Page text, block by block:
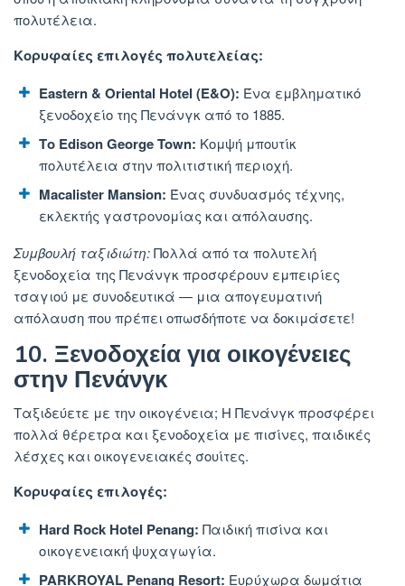
πολυτέλεια.
Κορυφαίες επιλογές πολυτελείας:
Eastern & Oriental Hotel (E&O): Ένα εμβληματικό
ξενοδοχείο της Πενάνγκ από το 1885.
Το Edison George Town: Κομψή μπουτίκ
πολυτέλεια στην πολιτιστική περιοχή.
Macalister Mansion: Ένας συνδυασμός τέχνης,
εκλεκτής γαστρονομίας και απόλαυσης.
Συμβουλή ταξιδιώτη:Πολλά από τα πολυτελή
ξενοδοχεία της Πενάνγκ προσφέρουν εμπειρίες
τσαγιού με συνοδευτικά — μια απογευματινή
απόλαυση που πρέπει οπωσδήποτε να δοκιμάσετε!
10. Ξενοδοχεία για οικογένειες
στην Πενάνγκ
Ταξιδεύετε με την οικογένεια; Η Πενάνγκ προσφέρει
πολλά θέρετρα και ξενοδοχεία με πισίνες, παιδικές
λέσχες και οικογενειακές σουίτες.
Κορυφαίες επιλογές:
Hard Rock Hotel Penang: Παιδική πισίνα και
οικογενειακή ψυχαγωγία.
PARKROYAL Penang Resort: Ευρύχωρα δωμάτια